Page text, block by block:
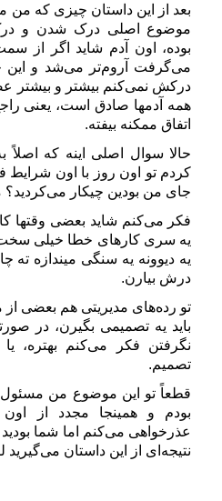
بعد از این داستان چیزی که من
موضوع اصلی درک شدن و
بوده، اون آدم شاید اگر
می‌گرفت آروم‌تر می‌شد و
درکش نمی‌کنم بیشتر و بیشتر
همه آدمها صادق است، یعنی
اتفاق ممکنه بیفته.
حالا سوال اصلی اینه که
کردم تو اون روز با اون
جای من بودین چیکار
فکر می‌کنم شاید بعضی وقتها
یه سری کارهای خطا خیلی
یه دیوونه یه سنگی میندازه ته
درش بیارن.
تو رده‌های مدیریتی هم بعضی
باید یه تصمیمی بگیرن، در
نگرفتن فکر می‌کنم بهتره، یا
تصمیم.
قطعاً تو این موضوع من
بودم و همینجا مجدد از
عذرخواهی می‌کنم اما شما
نتیجه‌ای از این داستان می‌گیرید